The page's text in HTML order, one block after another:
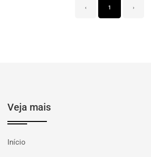
‹ 1 ›
Veja mais
Início